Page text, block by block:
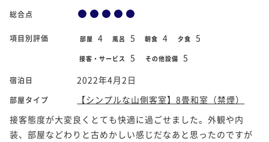
総合点
項目別評価 部屋 4 風呂 5 朝食 4 夕食 5
接客・サービス 5 その他設備 5
宿泊日 2022年4月2日
部屋タイプ
【シンプルな山側客室】8畳和室（禁煙）
接客態度が大変良くとても快適に過ごせました。外観や内
装、部屋などわりと古めかしい感じだなあと思ったのですが